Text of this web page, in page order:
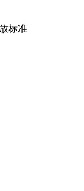
标准